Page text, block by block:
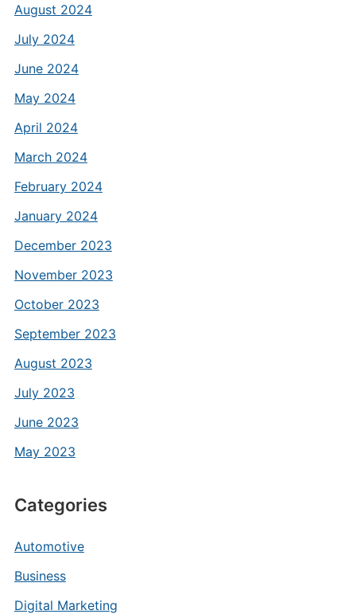
August 2024
July 2024
June 2024
May 2024
April 2024
March 2024
February 2024
January 2024
December 2023
November 2023
October 2023
September 2023
August 2023
July 2023
June 2023
May 2023
Categories
Automotive
Business
Digital Marketing